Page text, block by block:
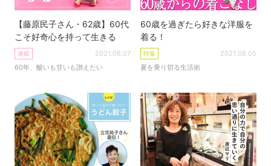
【藤原民子さん・62歳】60代
こそ好奇心を持って生きる
連載
60年、酸いも甘いも讃えたい
2021.08.07
60歳を過ぎたら好きな洋服を
着る！
特集
夏を乗り切る生活術
2021.08.05